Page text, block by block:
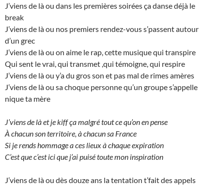
J’viens de là ou dans les premières soirées ça danse déjà le
break
J’viens de là ou nos premiers rendez-vous s’passent autour
d’un grec
J’viens de là ou on aime le rap, cette musique qui transpire
Qui sent le vrai, qui transmet ,qui témoigne, qui respire
J’viens de là ou y’a du gros son et pas mal de rimes amères
J’viens de là ou sa choque personne qu’un groupe s’appelle
nique ta mère
J’viens de là et je kiff ça malgré tout ce qu’on en pense
À chacun son territoire, à chacun sa France
Si je rends hommage a ces lieux à chaque expiration
C’est que c’est ici que j’ai puisé toute mon inspiration
J’viens de là ou dès douze ans la tentation t’fait des appels